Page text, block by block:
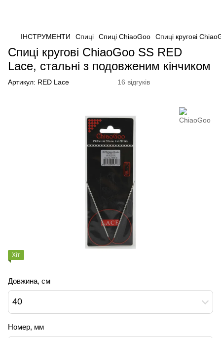
ІНСТРУМЕНТИ Спиці Спиці ChiaoGoo Спиці кругові
Спиці кругові ChiaoGoo SS RED
Lace, стальні з подовженим кінчиком
Артикул: RED Lace 16 відгуків
Хіт
Довжина, см
40
Номер, мм